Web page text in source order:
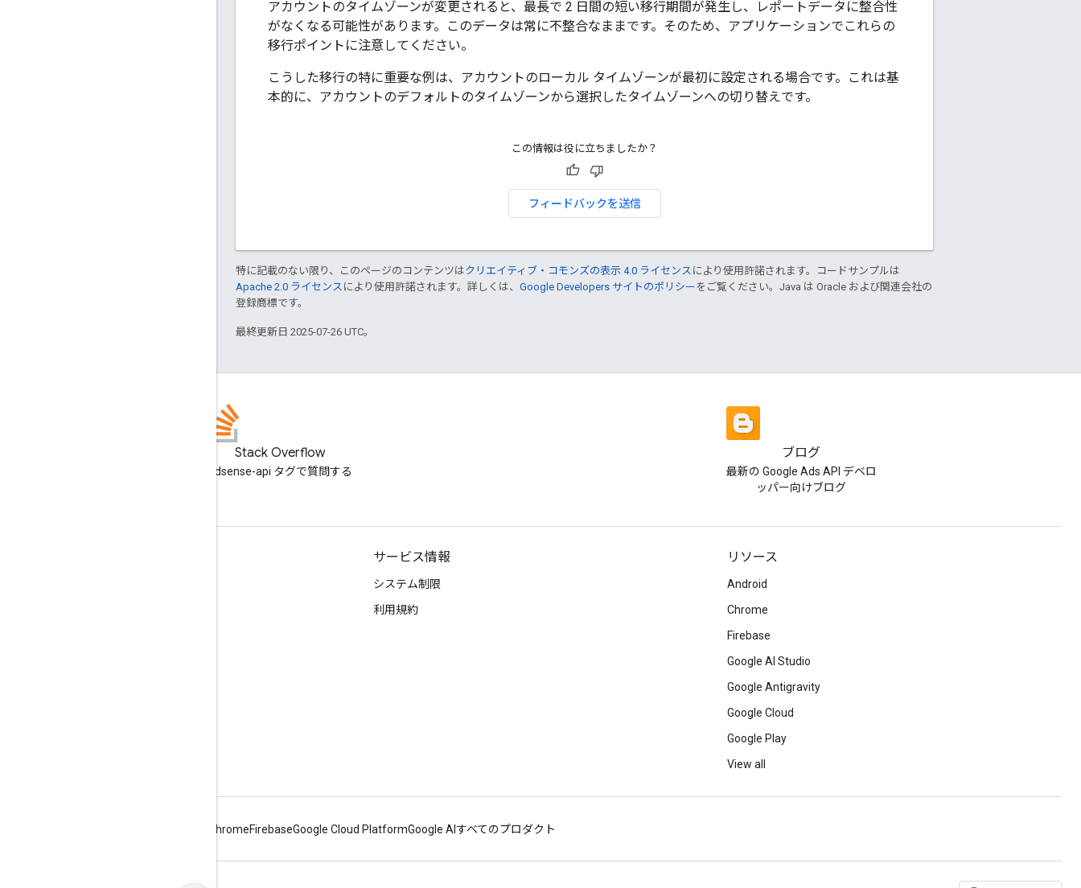
アカウントのタイムゾーンが変更されると、最長で 2 日間の短い移行期間が発生し、レポートデータに整合性
がなくなる可能性があります。このデータは常に不整合なままです。そのため、アプリケーションでこれらの
移行ポイントに注意してください。
こうした移行の特に重要な例は、アカウントのローカル タイムゾーンが最初に設定される場合です。これは基
本的に、アカウントのデフォルトのタイムゾーンから選択したタイムゾーンへの切り替えです。
この情報は役に立ちましたか？
フィードバックを送信
特に記載のない限り、このページのコンテンツはクリエイティブ・コモンズの表示 4.0 ライセンス により使用許諾されます。コードサンプルは
Apache 2.0 ライセンス により使用許諾されます。詳しくは、 Google Developers サイトのポリシー をご覧ください。Java は Oracle および関連会社の
登録商標です。
最終更新日 2025-07-26 UTC。
Stack Overflow
adsense-api タグで質問する
ブログ
最新の Google Ads API デベロ
ッパー向けブログ
サービス情報
システム制限
利用規約
リソース
Android
Chrome
Firebase
Google AI Studio
Google Antigravity
Google Cloud
Google Play
View all
ChromeFirebaseGoogle Cloud PlatformGoogle AI すべてのプロダクト